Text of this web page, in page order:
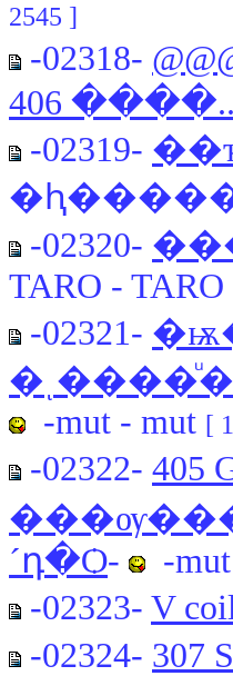
2545 ]
-02318-
406
-02319-
-02320-
TARO - TARO
-02321-
-mut - mut [
-02322- 405
´դ�Ѻ- -
-02323- V
-02324-